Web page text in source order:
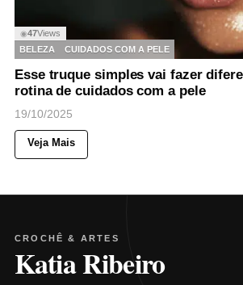
◉47Views
BELEZA
CUIDADOS COM A PELE
Esse truque simples vai fazer
rotina de cuidados com a pele
19/10/2025
Veja Mais
CROCHÊ & ARTES
Katia Ribeiro